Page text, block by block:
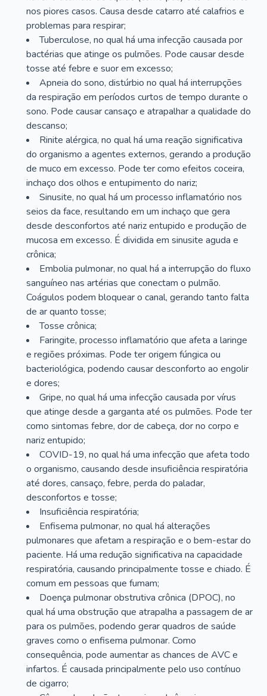
nos piores casos. Causa desde catarro até calafrios e
problemas para respirar;
Tuberculose, no qual há uma infecção causada por
bactérias que atinge os pulmões. Pode causar desde
tosse até febre e suor em excesso;
Apneia do sono, distúrbio no qual há interrupções
da respiração em períodos curtos de tempo durante o
sono. Pode causar cansaço e atrapalhar a qualidade do
descanso;
Rinite alérgica, no qual há uma reação significativa
do organismo a agentes externos, gerando a produção
de muco em excesso. Pode ter como efeitos coceira,
inchaço dos olhos e entupimento do nariz;
Sinusite, no qual há um processo inflamatório nos
seios da face, resultando em um inchaço que gera
desde desconfortos até nariz entupido e produção de
mucosa em excesso. É dividida em sinusite aguda e
crônica;
Embolia pulmonar, no qual há a interrupção do fluxo
sanguíneo nas artérias que conectam o pulmão.
Coágulos podem bloquear o canal, gerando tanto falta
de ar quanto tosse;
Tosse crônica;
Faringite, processo inflamatório que afeta a laringe
e regiões próximas. Pode ter origem fúngica ou
bacteriológica, podendo causar desconforto ao engolir
e dores;
Gripe, no qual há uma infecção causada por vírus
que atinge desde a garganta até os pulmões. Pode ter
como sintomas febre, dor de cabeça, dor no corpo e
nariz entupido;
COVID-19, no qual há uma infecção que afeta todo
o organismo, causando desde insuficiência respiratória
até dores, cansaço, febre, perda do paladar,
desconfortos e tosse;
Insuficiência respiratória;
Enfisema pulmonar, no qual há alterações
pulmonares que afetam a respiração e o bem-estar do
paciente. Há uma redução significativa na capacidade
respiratória, causando principalmente tosse e chiado. É
comum em pessoas que fumam;
Doença pulmonar obstrutiva crônica (DPOC), no
qual há uma obstrução que atrapalha a passagem de ar
para os pulmões, podendo gerar quadros de saúde
graves como o enfisema pulmonar. Como
consequência, pode aumentar as chances de AVC e
infartos. É causada principalmente pelo uso contínuo
de cigarro;